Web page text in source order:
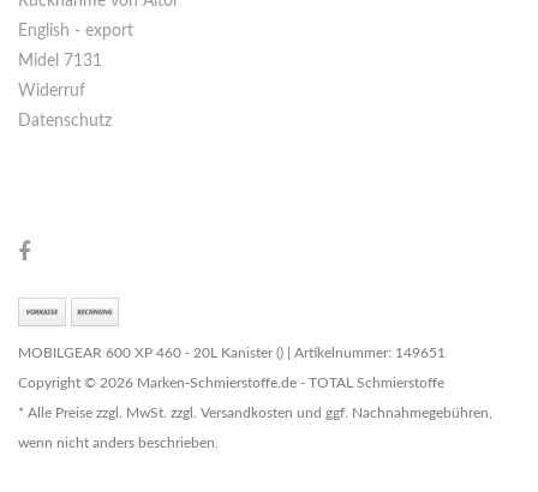
English - export
Midel 7131
Widerruf
Datenschutz
MOBILGEAR 600 XP 460 - 20L Kanister () | Artikelnummer: 149651
Copyright © 2026 Marken-Schmierstoffe.de - TOTAL Schmierstoffe
* Alle Preise zzgl. MwSt. zzgl. Versandkosten und ggf. Nachnahmegebühren,
wenn nicht anders beschrieben.